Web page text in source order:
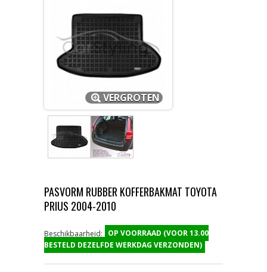
VERGROTEN
PASVORM RUBBER KOFFERBAKMAT TOYOTA
PRIUS 2004-2010
Beschikbaarheid:
OP VOORRAAD (VOOR 13.00
BESTELD DEZELFDE WERKDAG VERZONDEN)